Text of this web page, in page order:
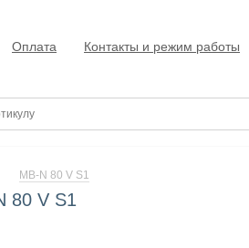
Оплата Контакты и режим работы
MB-N 80 V S1
80 V S1